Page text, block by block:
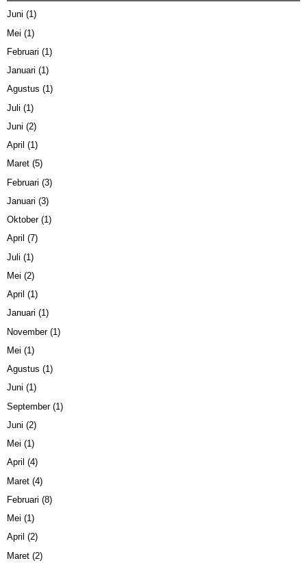
Juni (1)
Mei (1)
Februari (1)
Januari (1)
Agustus (1)
Juli (1)
Juni (2)
April (1)
Maret (5)
Februari (3)
Januari (3)
Oktober(1)
April (7)
Juli (1)
Mei (2)
April (1)
Januari (1)
November(1)
Mei (1)
Agustus (1)
Juni (1)
September(1)
Juni (2)
Mei (1)
April (4)
Maret (4)
Februari (8)
Mei (1)
April (2)
Maret (2)